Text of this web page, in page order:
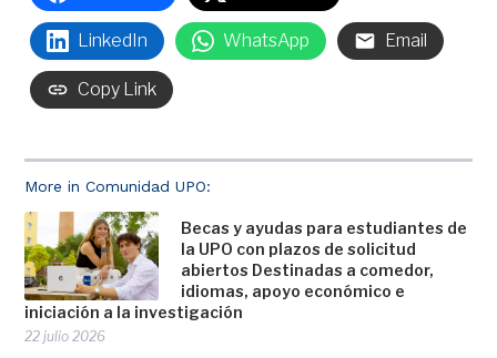
More in Comunidad UPO:
Becas y ayudas para estudiantes de
la UPO con plazos de solicitud
abiertos Destinadas a comedor,
idiomas, apoyo económico e
iniciación a la investigación
22 julio 2026
LinkedIn WhatsApp Email
Copy Link